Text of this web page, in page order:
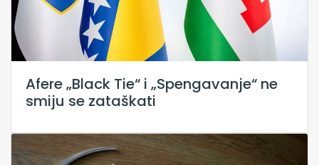
Afere „Black Tie“ i „Spengavanje“ ne
smiju se zataškati